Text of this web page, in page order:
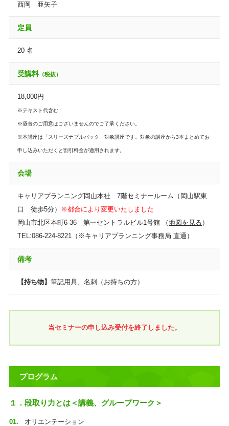
西岡 亜矢子
定員
20 名
受講料（税抜）
18,000円
※テキスト代含む
※昼食のご用意はございませんのでご了承ください。
※本講座は「スリーズナブルパック」対象講座です。対象の講座から3本まとめてお
申し込みいただくと割引料金が適用されます。
会場
キャリアプランニング岡山本社 7階セミナールーム（岡山駅東
口 徒歩5分）
※都合により変更いたしました
岡山市北区本町6-36 第一セントラルビル1号館 （地図を見る ）
TEL:086-224-8221（※キャリアプランニング事務局 直通）
備考
【持ち物】筆記用具、名刺（お持ちの方）
当セミナーの申し込み受付を終了しました。
プログラム
１．段取り力とは＜講義、グループワーク＞
オリエンテーション